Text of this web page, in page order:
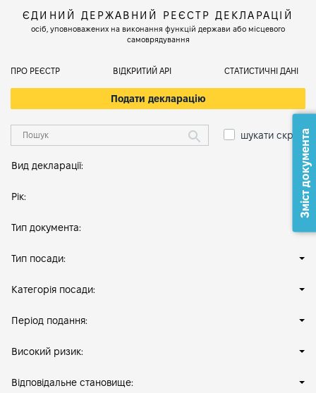
ЄДИНИЙ ДЕРЖАВНИЙ РЕЄСТР ДЕКЛАРАЦІЙ
осіб, уповноважених на виконання функцій держави або місцевого
самоврядування
ПРО РЕЄСТР ВІДКРИТИЙ АРІ СТАТИСТИЧНІ ДАНІ
Подати декларацію
шукати скрізь
Вид декларації:
Рік:
Тип документа:
Тип посади:
Категорія посади:
Період подання:
Високий ризик:
Відповідальне становище:
Зміст документа